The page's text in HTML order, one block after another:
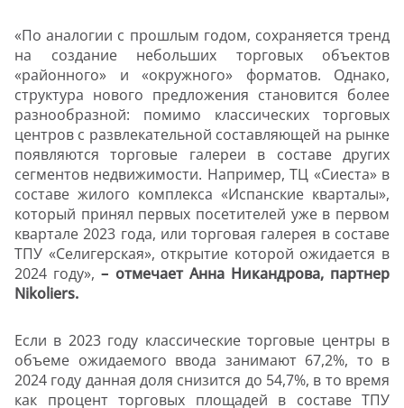
«По аналогии с прошлым годом, сохраняется тренд
на создание небольших торговых объектов
«районного» и «окружного» форматов. Однако,
структура нового предложения становится более
разнообразной: помимо классических торговых
центров с развлекательной составляющей на рынке
появляются торговые галереи в составе других
сегментов недвижимости. Например, ТЦ «Сиеста» в
составе жилого комплекса «Испанские кварталы»,
который принял первых посетителей уже в первом
квартале 2023 года, или торговая галерея в составе
ТПУ «Селигерская», открытие которой ожидается в
2024 году»,– отмечает Анна Никандрова, партнер
Nikoliers.
Если в 2023 году классические торговые центры в
объеме ожидаемого ввода занимают 67,2%, то в
2024 году данная доля снизится до 54,7%, в то время
как процент торговых площадей в составе ТПУ